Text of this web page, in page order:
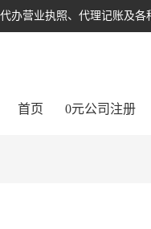
办营业执照、代理记账及各
首页 0元公司注册